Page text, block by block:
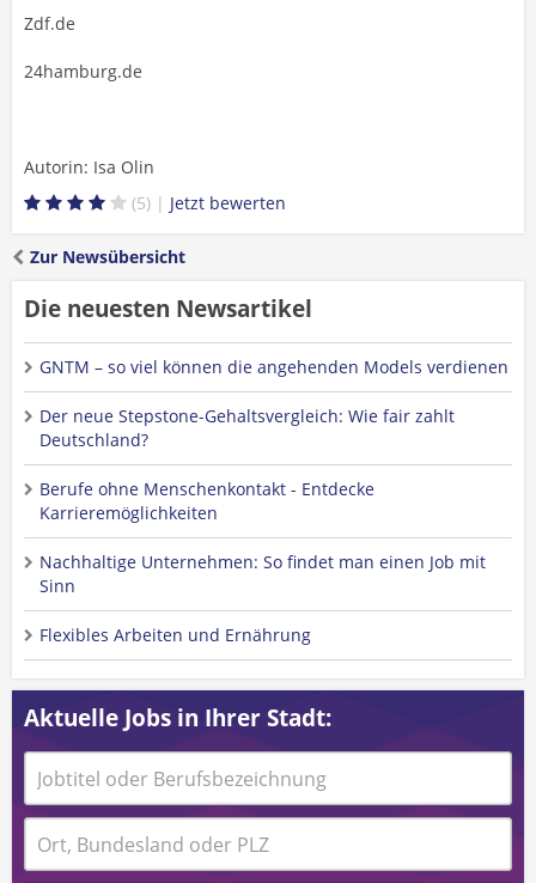
Zdf.de
24hamburg.de
Autorin: Isa Olin
5
Zur Newsübersicht
Die neuesten Newsartikel
GNTM – so viel können die angehenden Models verdienen
Der neue Stepstone-Gehaltsvergleich: Wie fair zahlt
Deutschland?
Berufe ohne Menschenkontakt - Entdecke
Karrieremöglichkeiten
Nachhaltige Unternehmen: So findet man einen Job mit
Sinn
Flexibles Arbeiten und Ernährung
Aktuelle Jobs in Ihrer Stadt: